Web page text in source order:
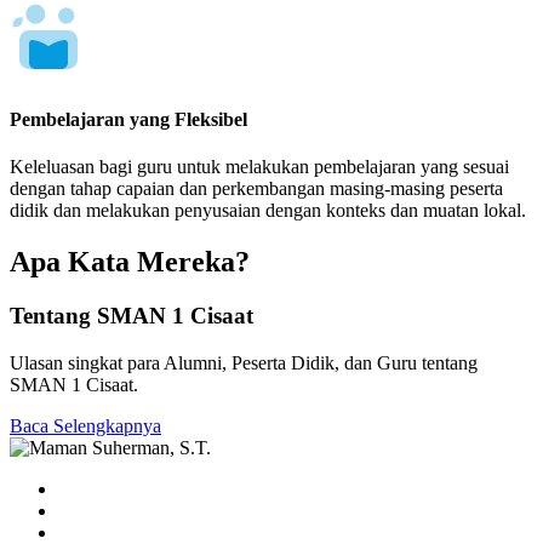
Pembelajaran yang Fleksibel
Keleluasan bagi guru untuk melakukan pembelajaran yang sesuai
dengan tahap capaian dan perkembangan masing-masing peserta
didik dan melakukan penyusaian dengan konteks dan muatan lokal.
Apa Kata Mereka?
Tentang SMAN 1 Cisaat
Ulasan singkat para Alumni, Peserta Didik, dan Guru tentang
SMAN 1 Cisaat.
Baca Selengkapnya